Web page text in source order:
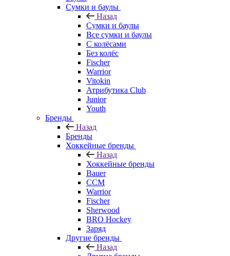
Сумки и баулы
Назад
Сумки и баулы
Все сумки и баулы
С колёсами
Без колёс
Fischer
Warrior
Vitokin
Атрибутика Club
Junior
Youth
Бренды
Назад
Бренды
Хоккейные бренды
Назад
Хоккейные бренды
Bauer
CCM
Warrior
Fischer
Sherwood
BRO Hockey
Заряд
Другие бренды
Назад